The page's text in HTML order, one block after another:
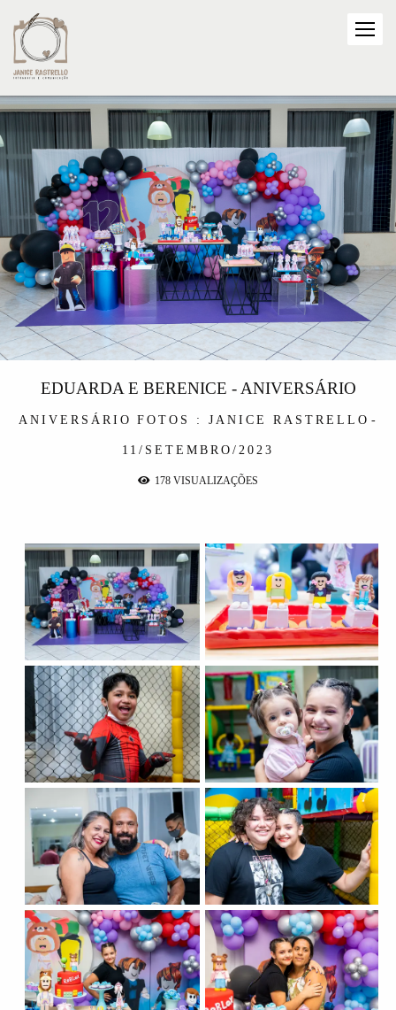
ANIVERSÁRIO FOTOS : JANICE RASTRELLO
11/SETEMBRO/2023
EDUARDA E BERENICE - ANIVERSÁRIO
178 VISUALIZAÇÕES